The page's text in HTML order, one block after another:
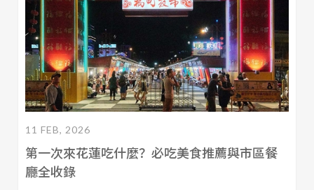
11 FEB, 2026
第一次來花蓮吃什麼？必吃美食推薦與市區餐
廳全收錄